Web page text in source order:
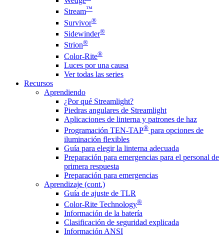
Stream™
Survivor®
Sidewinder®
Strion®
Color-Rite®
Luces por una causa
Ver todas las series
Recursos
Aprendiendo
¿Por qué Streamlight?
Piedras angulares de Streamlight
Aplicaciones de linterna y patrones de haz
Programación TEN-TAP® para opciones de
iluminación flexibles
Guía para elegir la linterna adecuada
Preparación para emergencias para el personal de
primera respuesta
Preparación para emergencias
Aprendizaje (cont.)
Guía de ajuste de TLR
Color-Rite Technology®
Información de la batería
Clasificación de seguridad explicada
Información ANSI